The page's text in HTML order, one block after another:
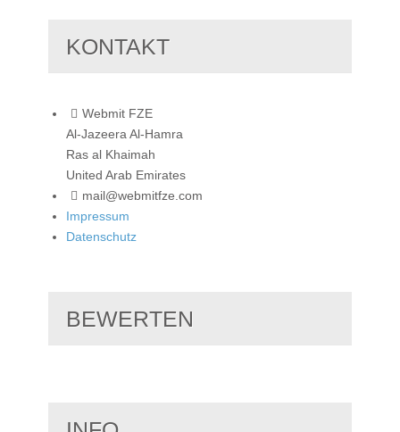
KONTAKT
Webmit FZE
Al-Jazeera Al-Hamra
Ras al Khaimah
United Arab Emirates
mail@webmitfze.com
Impressum
Datenschutz
BEWERTEN